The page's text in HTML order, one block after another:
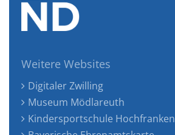
Weitere Websites
Digitaler Zwilling
Museum Mödlareuth
Kindersportschule Hochfranken